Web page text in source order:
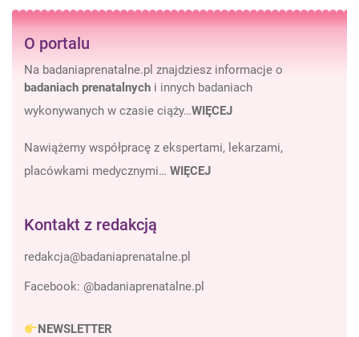
O portalu
Na badaniaprenatalne.pl znajdziesz informacje o
badaniach prenatalnych i innych badaniach
wykonywanych w czasie ciąży…WIĘCEJ
Nawiążemy współpracę z ekspertami, lekarzami,
placówkami medycznymi… WIĘCEJ
Kontakt z redakcją
Facebook: @badaniaprenatalne.pl
NEWSLETTER